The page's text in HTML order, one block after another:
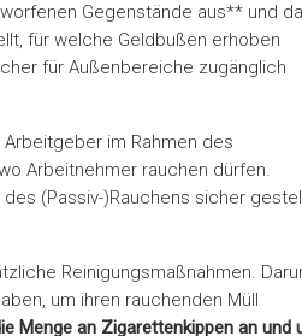
Gegenstände aus** und da
für welche Geldbußen erhoben
für Außenbereiche zugänglich
im Rahmen des
Arbeitnehmer rauchen dürfen.
(Passiv-)Rauchens sicher
Reinigungsmaßnahmen.
um ihren rauchenden Müll
Menge an Zigarettenkippen an und